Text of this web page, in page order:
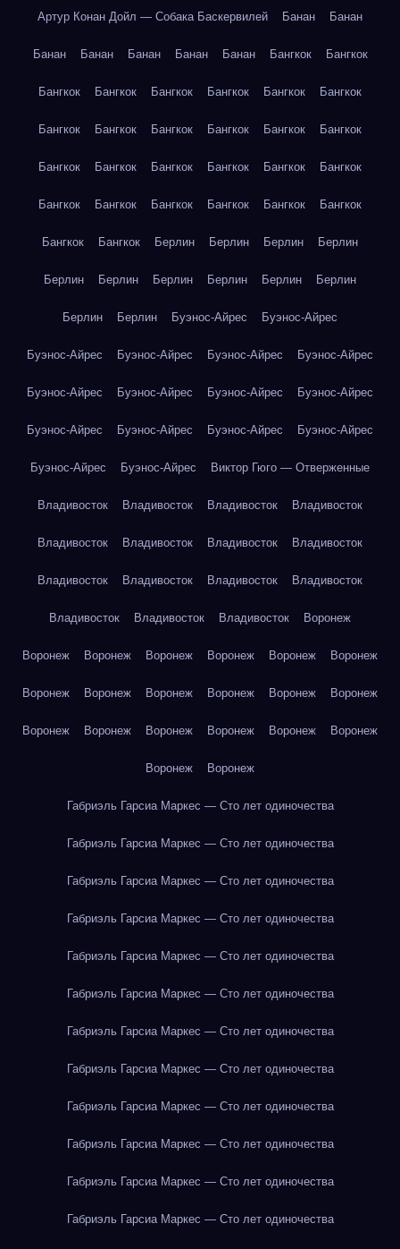
Артур Конан Дойл — Собака Баскервилей Банан Банан
Банан Банан Банан Банан Банан Бангкок Бангкок
Бангкок Бангкок Бангкок Бангкок Бангкок Бангкок
Бангкок Бангкок Бангкок Бангкок Бангкок Бангкок
Бангкок Бангкок Бангкок Бангкок Бангкок Бангкок
Бангкок Бангкок Бангкок Бангкок Бангкок Бангкок
Бангкок Бангкок Берлин Берлин Берлин Берлин
Берлин Берлин Берлин Берлин Берлин Берлин
Берлин Берлин Буэнос-Айрес Буэнос-Айрес
Буэнос-Айрес Буэнос-Айрес Буэнос-Айрес Буэнос-Айрес
Буэнос-Айрес Буэнос-Айрес Буэнос-Айрес Буэнос-Айрес
Буэнос-Айрес Буэнос-Айрес Буэнос-Айрес Буэнос-Айрес
Буэнос-Айрес Буэнос-Айрес Виктор Гюго — Отверженные
Владивосток Владивосток Владивосток Владивосток
Владивосток Владивосток Владивосток Владивосток
Владивосток Владивосток Владивосток Владивосток
Владивосток Владивосток Владивосток Воронеж
Воронеж Воронеж Воронеж Воронеж Воронеж Воронеж
Воронеж Воронеж Воронеж Воронеж Воронеж Воронеж
Воронеж Воронеж Воронеж Воронеж Воронеж Воронеж
Воронеж Воронеж
Габриэль Гарсиа Маркес — Сто лет одиночества
Габриэль Гарсиа Маркес — Сто лет одиночества
Габриэль Гарсиа Маркес — Сто лет одиночества
Габриэль Гарсиа Маркес — Сто лет одиночества
Габриэль Гарсиа Маркес — Сто лет одиночества
Габриэль Гарсиа Маркес — Сто лет одиночества
Габриэль Гарсиа Маркес — Сто лет одиночества
Габриэль Гарсиа Маркес — Сто лет одиночества
Габриэль Гарсиа Маркес — Сто лет одиночества
Габриэль Гарсиа Маркес — Сто лет одиночества
Габриэль Гарсиа Маркес — Сто лет одиночества
Габриэль Гарсиа Маркес — Сто лет одиночества